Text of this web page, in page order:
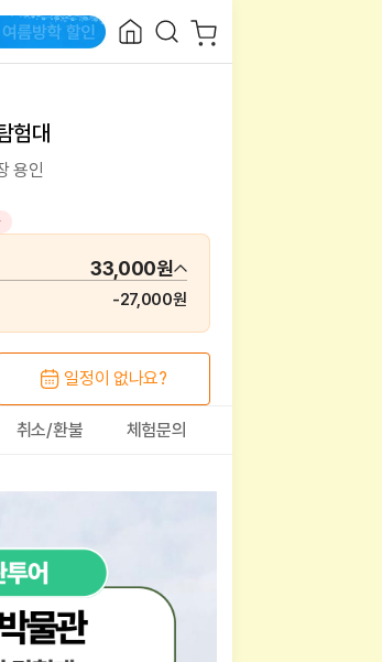
험대
용인
33,000원
-27,000원
일정이 없나요?
취소/환불 체험문의